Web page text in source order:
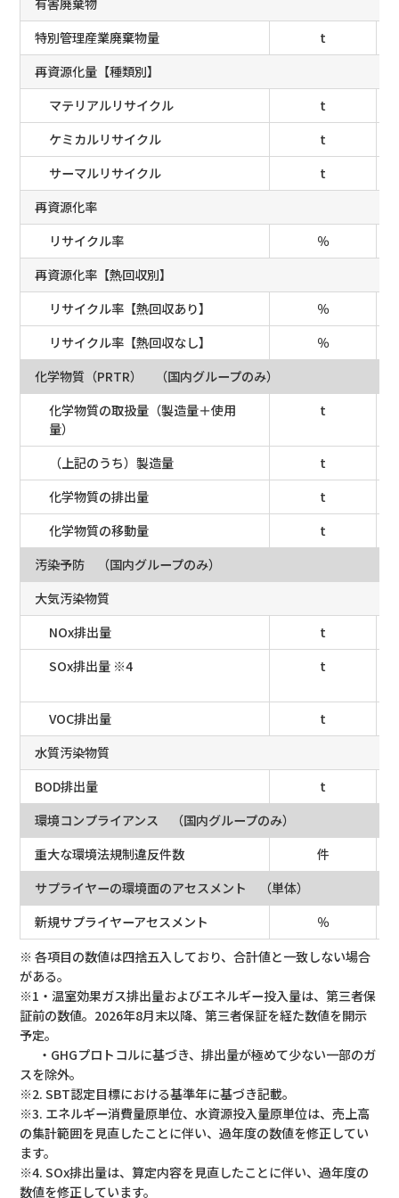
有害廃棄物
特別管理産業廃棄物量
t
再資源化量【種類別】
マテリアルリサイクル
t
ケミカルリサイクル
t
サーマルリサイクル
t
再資源化率
リサイクル率
％
再資源化率【熱回収別】
リサイクル率【熱回収あり】
％
リサイクル率【熱回収なし】
％
化学物質（PRTR） （国内グループのみ）
化学物質の取扱量（製造量＋使用
量）
t
（上記のうち）製造量
t
化学物質の排出量
t
化学物質の移動量
t
汚染予防 （国内グループのみ）
大気汚染物質
NOx排出量
t
SOx排出量 ※4
t
VOC排出量
t
水質汚染物質
BOD排出量
t
環境コンプライアンス （国内グループのみ）
重大な環境法規制違反件数
件
サプライヤーの環境面のアセスメント （単体）
新規サプライヤーアセスメント
％
※ 各項目の数値は四捨五入しており、合計値と一致しない場合
がある。
※1・温室効果ガス排出量およびエネルギー投入量は、第三者保
証前の数値。2026年8月末以降、第三者保証を経た数値を開示
予定。
・GHGプロトコルに基づき、排出量が極めて少ない一部のガ
スを除外。
※2. SBT認定目標における基準年に基づき記載。
※3. エネルギー消費量原単位、水資源投入量原単位は、売上高
の集計範囲を見直したことに伴い、過年度の数値を修正してい
ます。
※4. SOx排出量は、算定内容を見直したことに伴い、過年度の
数値を修正しています。